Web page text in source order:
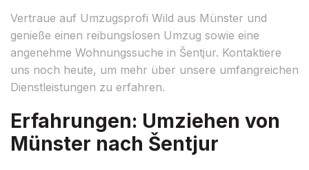
Vertraue auf Umzugsprofi Wild aus Münster und
genieße einen reibungslosen Umzug sowie eine
angenehme Wohnungssuche in Šentjur. Kontaktiere
uns noch heute, um mehr über unsere umfangreichen
Dienstleistungen zu erfahren.
Erfahrungen: Umziehen von
Münster nach Šentjur